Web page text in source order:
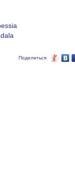
Поделиться